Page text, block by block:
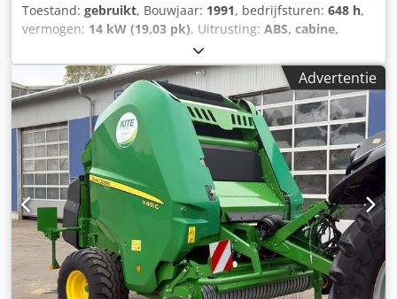
Toestand: gebruikt, Bouwjaar: 1991, bedrijfsturen: 648 h,
vermogen: 14 kW (19,03 pk), Uitrusting: ABS, cabine,
fronthef, vierwielaandrijving, John Deere 670
boerderijtrekker * Traploze achter-aftakas *
Voorhefinrichting * Voorhydrauliek * Achterhefinrichting *
Schakelbare vierwielaandrijving * Draaibare
sneeuwschuiver Technische gegevens: * Motor: Yanmar 3-
cilinder diesel * Vermogen: 14,4 kW * Cilinderinhoud: 0,9 l
* Gewicht: ca. 843 kg * Maximumsnelheid: ca. 16,7 km/u *
Voorbanden: 6-12 * Achterbanden: 9.5-16 * Afmetingen
(lengte): ca. 2,76 m Bijzonderheden: Csdpfxsy Skl Uo Ab
Ssrf * Compacte constructie * Zuige en duurzame Yanmar-
motor * Veelzijdig inzetbaar (boerderij, stal, groene
gebieden) ----Voertuignummer: 12033----Fouten en
voorafgaande verkoop voorbehouden----Reclame en
diverse teksten zijn digitaal verwijderd.-----Wij staan u
Advertentie